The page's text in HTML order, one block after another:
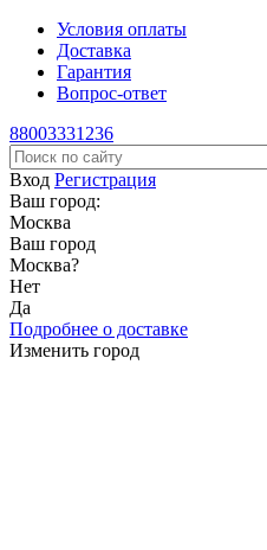
Условия оплаты
Доставка
Гарантия
Вопрос-ответ
88003331236
Вход Регистрация
Ваш город:
Москва
Ваш город
Москва?
Нет
Да
Подробнее о доставке
Изменить город